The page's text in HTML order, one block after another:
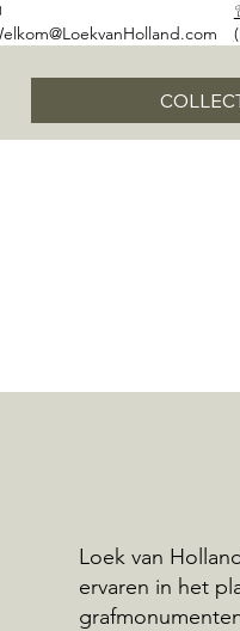
Loek van
ervaren in het